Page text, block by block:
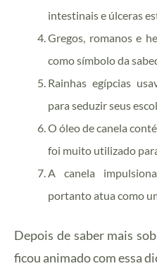
intestinais e úlceras
Gregos, romanos e
como símbolo da
Rainhas egípcias
para seduzir seus
O óleo de canela
foi muito utilizado
A canela
portanto atua como
Depois de saber mais
ficou animado com essa